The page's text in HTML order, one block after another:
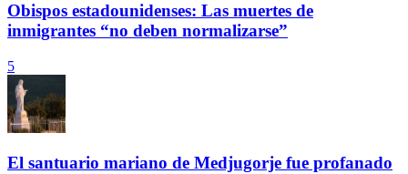
Obispos estadounidenses: Las muertes de
inmigrantes “no deben normalizarse”
5
El santuario mariano de Medjugorje fue profanado